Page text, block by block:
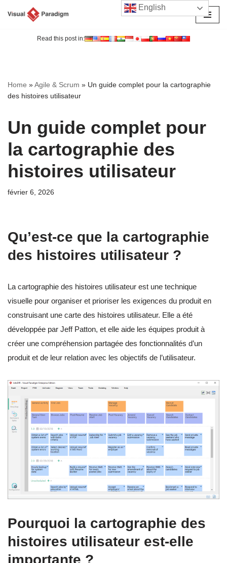
Read this post in:
Home »Agile & Scrum » Un guide complet pour la cartographie
des histoires utilisateur
Un guide complet pour
la cartographie des
histoires utilisateur
février 6, 2026
Qu’est-ce que la cartographie
des histoires utilisateur ?
La cartographie des histoires utilisateur est une technique
visuelle pour organiser et prioriser les exigences du produit en
construisant une carte des histoires utilisateur. Elle a été
développée par Jeff Patton, et elle aide les équipes produit à
créer une compréhension partagée des fonctionnalités d’un
produit et de leur relation avec les objectifs de l’utilisateur.
Pourquoi la cartographie des
histoires utilisateur est-elle
English